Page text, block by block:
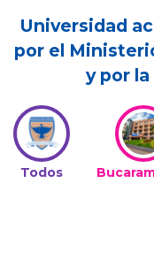
Universidad
por el
y por
Todos